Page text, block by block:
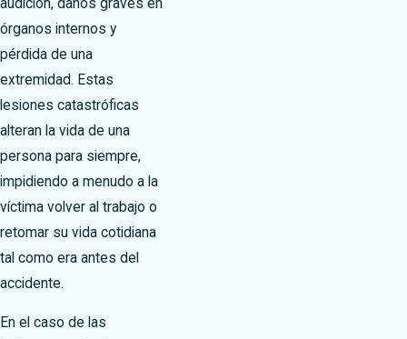
audición, daños graves en
órganos internos y
pérdida de una
extremidad. Estas
lesiones catastróficas
alteran la vida de una
persona para siempre,
impidiendo a menudo a la
víctima volver al trabajo o
retomar su vida cotidiana
tal como era antes del
accidente.
En el caso de las